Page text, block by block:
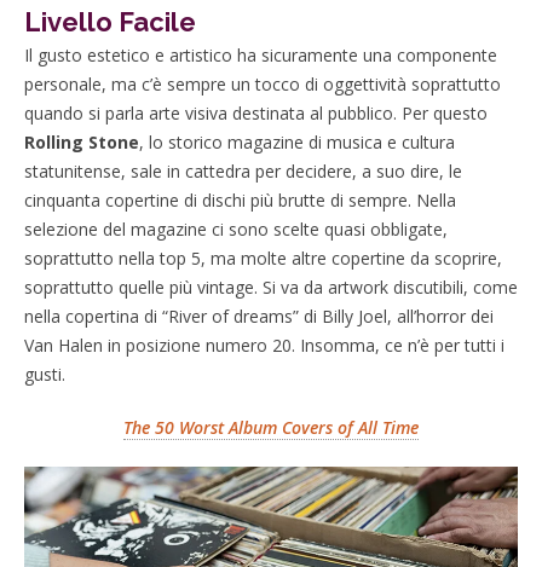
Livello Facile
Il gusto estetico e artistico ha sicuramente una componente
personale, ma c’è sempre un tocco di oggettività soprattutto
quando si parla arte visiva destinata al pubblico. Per questo
Rolling Stone, lo storico magazine di musica e cultura
statunitense, sale in cattedra per decidere, a suo dire, le
cinquanta copertine di dischi più brutte di sempre. Nella
selezione del magazine ci sono scelte quasi obbligate,
soprattutto nella top 5, ma molte altre copertine da scoprire,
soprattutto quelle più vintage. Si va da artwork discutibili, come
nella copertina di “River of dreams” di Billy Joel, all’horror dei
Van Halen in posizione numero 20. Insomma, ce n’è per tutti i
gusti.
The 50 Worst Album Covers of All Time